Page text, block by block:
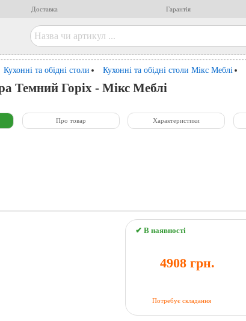
Доставка Гарантія
Кухонні та обідні столи Кухонні та обідні столи Мікс Меблі
Темний Горіх - Мікс Меблі
Про товар Характеристики
✔ В наявності
4908 грн.
Потребує складання